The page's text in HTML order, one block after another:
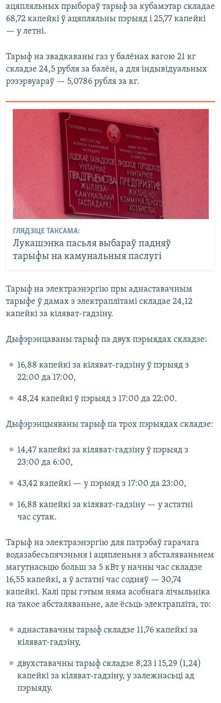
ацяпляльных прыбораў тарыф за кубамэтар складае
68,72 капейкі ў ацяпляльны пэрыяд і 25,77 капейкі
— у летні.
Тарыф на звадкаваны газ у балёнах вагою 21 кг
складзе 24,5 рубля за балён, а для індывідуальных
рэзэрвуараў — 5,0786 рубля за кг.
ГЛЯДЗІЦЕ ТАКСАМА:
Лукашэнка пасьля выбараў падняў
тарыфы на камунальныя паслугі
Тарыф на электраэнэргію пры аднаставачным
тарыфе ў дамах з электраплітамі складае 24,12
капейкі за кіляват-гадзіну.
Дыфэрэнцаваны тарыф па двух пэрыядах складзе:
16,88 капейкі за кіляват-гадзіну ў пэрыяд з
22:00 да 17:00,
48,24 капейкі ў пэрыяд з 17:00 да 22:00.
Дыфэрэнцыяваны тарыф па трох пэрыядах складзе:
14,47 капейкі за кіляват-гадзіну ў пэрыяд з
23:00 да 6:00,
43,42 капейкі — у пэрыяд з 17:00 да 23:00,
16,88 капейкі за кіляват-гадзіну — у астатні
час сутак.
Тарыф на электраэнэргію для патрэбаў гарачага
водазабесьпячэньня і ацяпленьня з абсталяваньнем
магутнасьцю больш за 5 кВт у начны час складзе
16,55 капейкі, а ў астатні час содняў — 30,74
капейкі. Калі пры гэтым няма асобнага лічыльніка
на такое абсталяваньне, але ёсьць электрапліта, то:
аднаставачны тарыф складзе 11,76 капейкі за
кіляват-гадзіну,
двухставачны тарыф складзе 8,23 і 15,29 (1,24)
капейкі за кіляват-гадзіну, у залежнасьці ад
пэрыяду.